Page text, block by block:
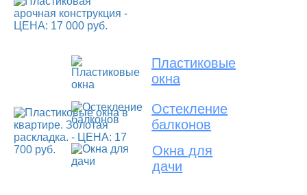
Пластиковые
окна
Остекление
балконов
Окна для
дачи